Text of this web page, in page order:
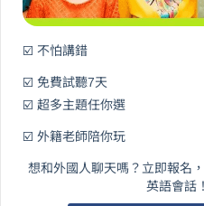
☑️ 不怕講錯
☑️ 免費試聽7天
☑️ 超多主題任你選
☑️ 外籍老師陪你玩
想和外國人聊天嗎？立即報名
英語會話！